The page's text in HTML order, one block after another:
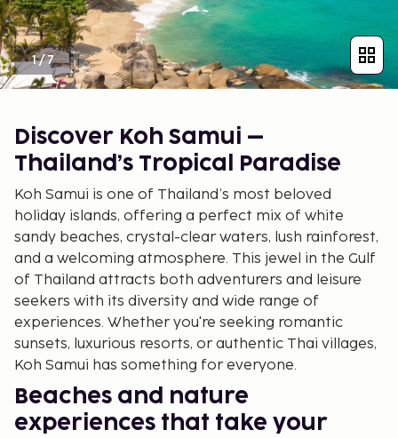
1/7
Discover Koh Samui –
Thailand’s Tropical Paradise
Koh Samui is one of Thailand’s most beloved
holiday islands, offering a perfect mix of white
sandy beaches, crystal-clear waters, lush rainforest,
and a welcoming atmosphere. This jewel in the Gulf
of Thailand attracts both adventurers and leisure
seekers with its diversity and wide range of
experiences. Whether you're seeking romantic
sunsets, luxurious resorts, or authentic Thai villages,
Koh Samui has something for everyone.
Beaches and nature
experiences that take your